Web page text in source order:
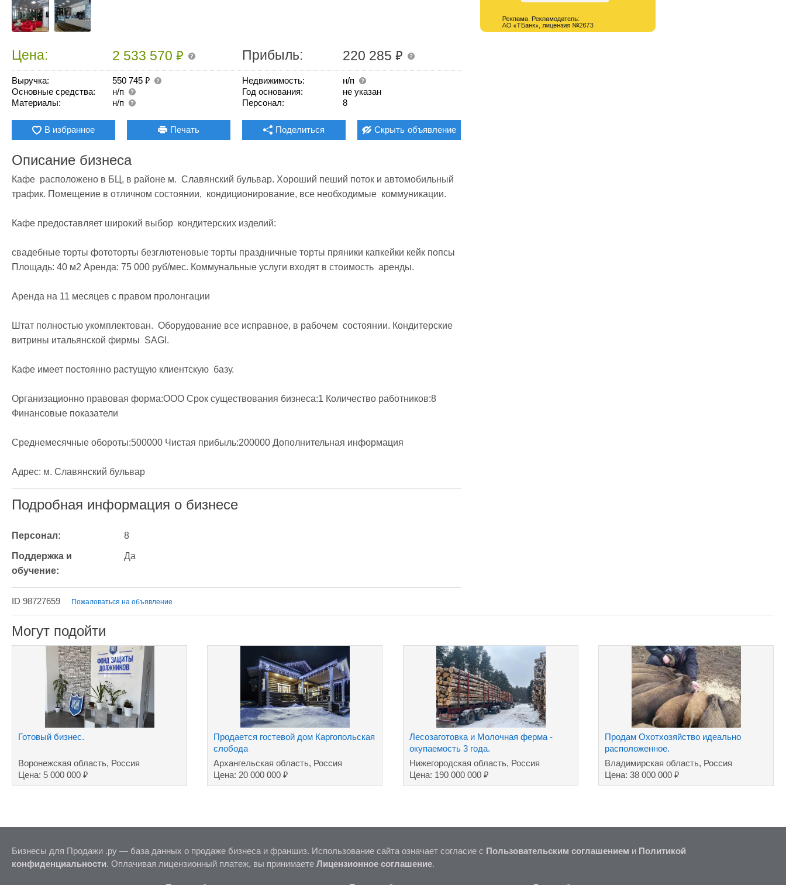
Цена: 2 533 570₽ Прибыль: 220 285 ₽
Выручка: 550 745₽
Основные средства:
н/п
Материалы:
н/п
Недвижимость:
н/п
Год основания:
не указан
Персонал:
8
В избранное Печать Поделиться Скрыть объявление
Описание бизнеса
Кафе  расположено в БЦ, в районе м.  Славянский бульвар. Хороший пеший поток и автомобильный
трафик. Помещение в отличном состоянии,  кондиционирование, все необходимые  коммуникации.
Кафе предоставляет широкий выбор  кондитерских изделий:
свадебные торты фототорты безглютеновые торты праздничные торты пряники капкейки кейк попсы
Площадь: 40 м2 Аренда: 75 000 руб/мес. Коммунальные услуги входят в стоимость  аренды.
Аренда на 11 месяцев с правом пролонгации
Штат полностью укомплектован.  Оборудование все исправное, в рабочем  состоянии. Кондитерские
витрины итальянской фирмы  SAGI.
Кафе имеет постоянно растущую клиентскую  базу.
Организационно правовая форма:ООО Срок существования бизнеса:1 Количество работников:8
Финансовые показатели
Среднемесячные обороты:500000 Чистая прибыль:200000 Дополнительная информация
Адрес: м. Славянский бульвар
Подробная информация о бизнесе
Персонал: 8
Поддержка и
обучение:
Да
ID 98727659 Пожаловаться на объявление
Могут подойти
Готовый бизнес.
Воронежская область, Россия
Цена: 5 000 000 ₽
Продается гостевой дом Каргопольская
слобода
Архангельская область, Россия
Цена: 20 000 000₽
Лесозаготовка и Молочная ферма -
окупаемость 3 года.
Нижегородская область, Россия
Цена: 190 000 000 ₽
Продам Охотхозяйство идеально
расположенное.
Владимирская область, Россия
Цена: 38 000 000₽
Бизнесы для Продажи .ру — база данных о продаже бизнеса и франшиз. Использование сайта означает согласие с Пользовательским соглашением и Политикой
конфиденциальности. Оплачивая лицензионный платеж, вы принимаете Лицензионное соглашение.